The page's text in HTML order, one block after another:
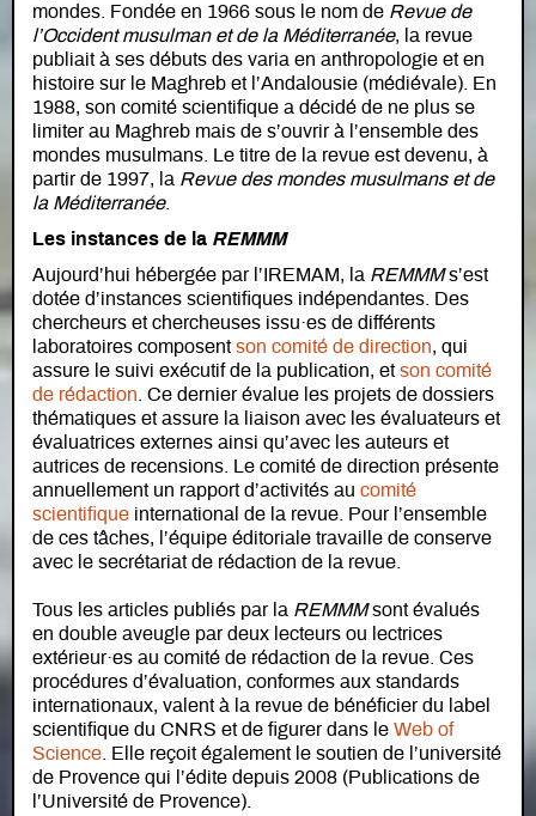
mondes. Fondée en 1966 sous le nom de Revue de
l’Occident musulman et de la Méditerranée, la revue
publiait à ses débuts des varia en anthropologie et en
histoire sur le Maghreb et l’Andalousie (médiévale). En
1988, son comité scientifique a décidé de ne plus se
limiter au Maghreb mais de s’ouvrir à l’ensemble des
mondes musulmans. Le titre de la revue est devenu, à
partir de 1997, la Revue des mondes musulmans et de
la Méditerranée.
Les instances de la REMMM
Aujourd’hui hébergée par l’IREMAM, la REMMMs’est
dotée d’instances scientifiques indépendantes. Des
chercheurs et chercheuses issu·es de différents
laboratoires composentson comité de direction, qui
assure le suivi exécutif de la publication, etson comité
de rédaction . Ce dernier évalue les projets de dossiers
thématiques et assure la liaison avec les évaluateurs et
évaluatrices externes ainsi qu’avec les auteurs et
autrices de recensions. Le comité de direction présente
annuellement un rapport d’activités au comité
scientifique international de la revue. Pour l’ensemble
de ces tâches, l’équipe éditoriale travaille de conserve
avec le secrétariat de rédaction de la revue.
Tous les articles publiés par la REMMMsont évalués
en double aveugle par deux lecteurs ou lectrices
extérieur·es au comité de rédaction de la revue. Ces
procédures d’évaluation, conformes aux standards
internationaux, valent à la revue de bénéficier du label
scientifique du CNRS et de figurer dans le Web of
Science . Elle reçoit également le soutien de l’université
de Provence qui l’édite depuis 2008 (Publications de
l’Université de Provence).